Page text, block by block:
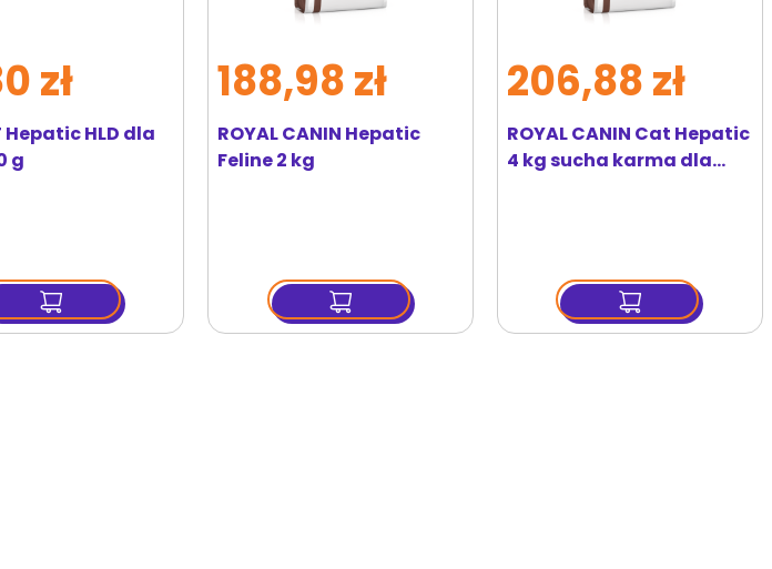
Hepatic HLD dla
g
zł
ROYAL CANIN Hepatic
Feline 2 kg
188,98 zł
ROYAL CANIN Cat Hepatic
4 kg sucha karma dla
206,88 zł